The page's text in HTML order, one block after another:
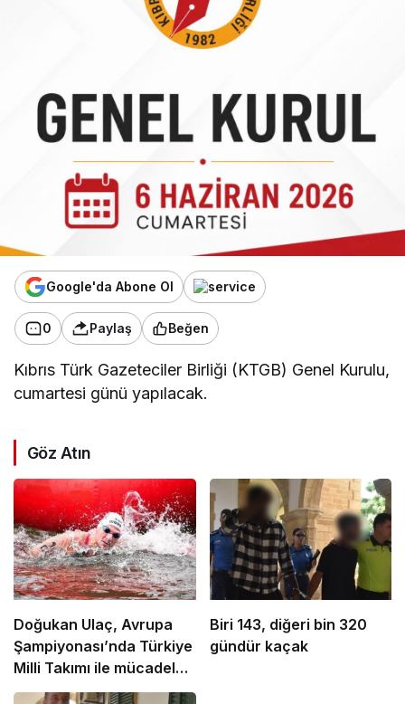
Google'da Abone Ol
0 Paylaş Beğen
Kıbrıs Türk Gazeteciler Birliği (KTGB) Genel Kurulu,
cumartesi günü yapılacak.
Göz Atın
Doğukan Ulaç, Avrupa
Şampiyonası’nda Türkiye
Milli Takımı ile mücadele
etti
Biri 143, diğeri bin 320
gündür kaçak